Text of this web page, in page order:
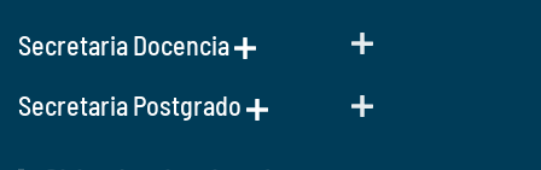
Secretaria Docencia
Secretaria Postgrado